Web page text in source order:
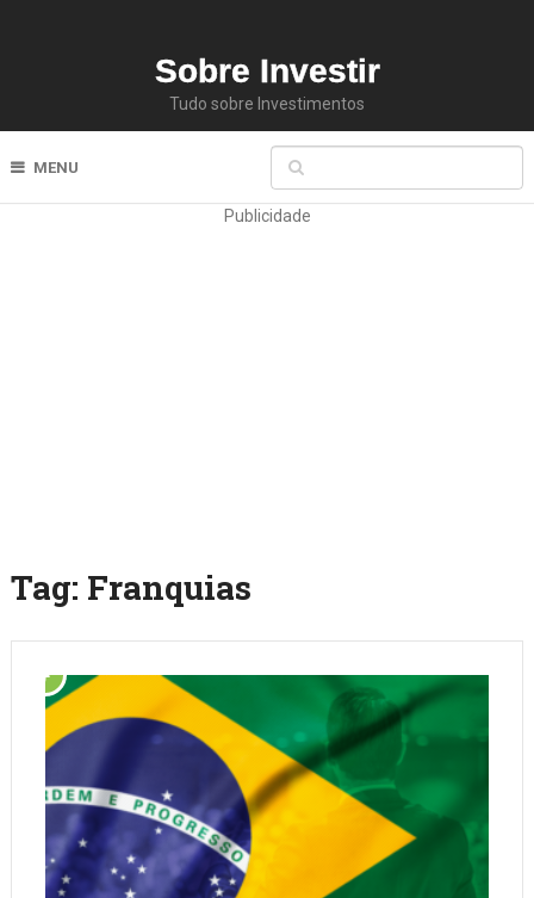
Sobre Investir
Tudo sobre Investimentos
MENU
Publicidade
Tag: Franquias